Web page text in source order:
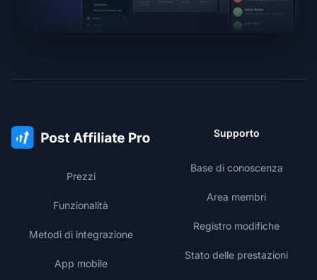
Prezzi
Funzionalità
Metodi di integrazione
App mobile
Supporto
Base di conoscenza
Area membri
Registro modifiche
Stato delle prestazioni